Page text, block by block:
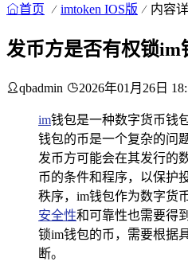
首页 imtoken IOS版 内容
发币方是否有权锁im
qbadmin 2026年01月26日
im钱包是一种数字货币钱
钱包的币是一个复杂的问
发币方可能会在其发行的
币的条件和程序，以保护
秩序，im钱包作为数字货
安全性和可靠性也需要得
锁im钱包的币，需要根据
断。